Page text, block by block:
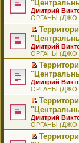
и
ю
щ
е
н
и
ю
у
с
о
о
б
щ
е
н
и
ю
н
н
о
м
с
о
о
б
щ
е
н
и
ю
и
т
а
н
н
о
м
у
с
о
о
б
щ
е
н
и
ю
е
п
р
о
ч
и
т
а
н
н
о
м
у
с
о
о
б
щ
е
в
о
м
у
н
е
п
р
о
ч
и
т
а
н
н
о
м
у
с
и
к
п
е
р
в
о
м
у
н
е
п
р
о
ч
и
т
а
н
е
р
е
й
т
и
к
п
е
р
в
о
м
у
н
е
п
р
о
Дмитрий
ОРГАНЫ (ДЖО,
П
е
р
е
й
т
и
к
п
е
р
в
о
м
у
Дмитрий
ОРГАНЫ (ДЖО,
П
е
р
е
й
т
и
к
п
е
Дмитрий
ОРГАНЫ (ДЖО,
П
е
р
е
й
Дмитрий
ОРГАНЫ (ДЖО,